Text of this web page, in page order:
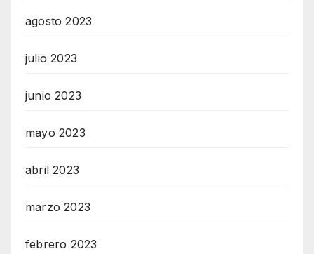
agosto 2023
julio 2023
junio 2023
mayo 2023
abril 2023
marzo 2023
febrero 2023